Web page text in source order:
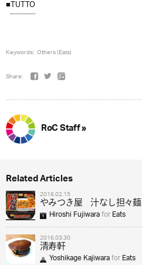
■TUTTO
Keywords: Others (Eats)
Share:
RoC Staff »
Related Articles
2016.02.15
やみつき屋 汁なし担々麺
Hiroshi FujiwaraforEats
2016.03.30
清寿軒
Yoshikage KajiwaraforEats